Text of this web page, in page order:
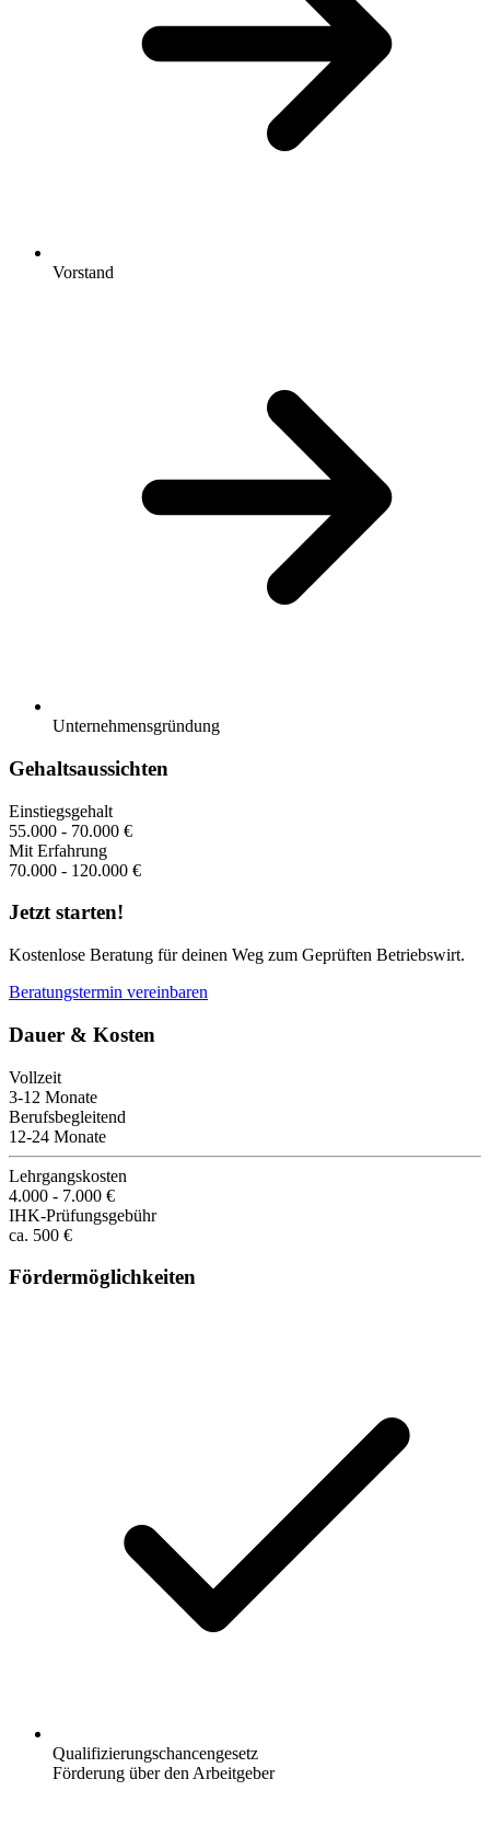
Vorstand
Unternehmensgründung
Gehaltsaussichten
Einstiegsgehalt
55.000 - 70.000 €
Mit Erfahrung
70.000 - 120.000 €
Jetzt starten!
Kostenlose Beratung für deinen Weg zum Geprüften Betriebswirt.
Beratungstermin vereinbaren
Dauer & Kosten
Vollzeit
3-12 Monate
Berufsbegleitend
12-24 Monate
Lehrgangskosten
4.000 - 7.000 €
IHK-Prüfungsgebühr
ca. 500 €
Fördermöglichkeiten
Qualifizierungschancengesetz
Förderung über den Arbeitgeber